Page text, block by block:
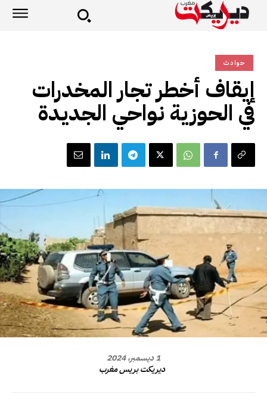
حوادث
إيقاف أخطر تجار المخدرات
في الحوزية نواحي الجديدة
1 ديسمبر، 2024
ديريكت بريس مغرب